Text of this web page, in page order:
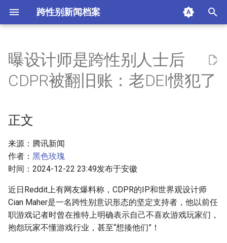
跨性别新闻档案
n
a
l
i
i
n
g
正文
附加信息 [Processed Page
曝设计师是跨性别人士后
CDPR被翻旧账：老DEI惯犯了
正文
来源：腾讯新闻
作者： 黑色玫瑰
时间：2024-12-22 23:49发布于安徽
近日Reddit上有网友爆料称，CDPR的IP和世界观设计师
Cian Maher是一名跨性别意识形态的坚定支持者，他以前任
职游戏记者时曾在推特上明确表示自己不喜欢游戏玩家们，
抱怨玩家不懂游戏行业，甚至“想揍他们”！